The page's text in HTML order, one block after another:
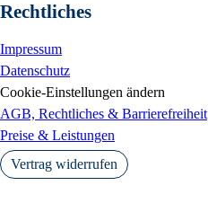
Rechtliches
Impressum
Datenschutz
Cookie-Einstellungen ändern
AGB, Rechtliches & Barrierefreiheit
Preise & Leistungen
Vertrag widerrufen